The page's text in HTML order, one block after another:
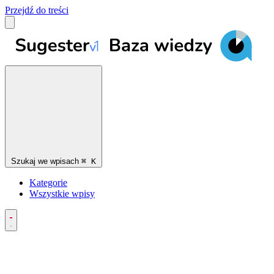
Przejdź do treści
Szukaj we wpisach ⌘ K
Kategorie
Wszystkie wpisy